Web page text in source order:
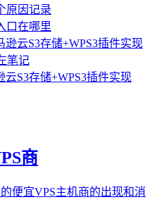
原因记录
口在哪里
S3存储+WPS3插件实现
商
便宜VPS主机商的出现和消